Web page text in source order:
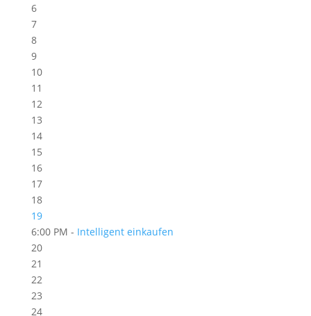
6
7
8
9
10
11
12
13
14
15
16
17
18
19
6:00 PM - Intelligent einkaufen
20
21
22
23
24